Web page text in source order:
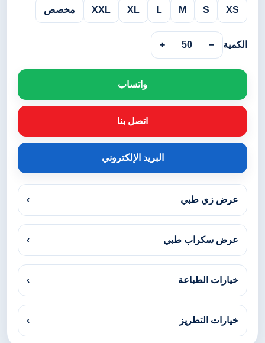
XS
S
M
L
XL
XXL مخصص
الكمية −
50
+
واتساب
اتصل بنا
البريد الإلكتروني
عرض زي طبي ›
عرض سكراب طبي ›
خيارات الطباعة ›
خيارات التطريز ›